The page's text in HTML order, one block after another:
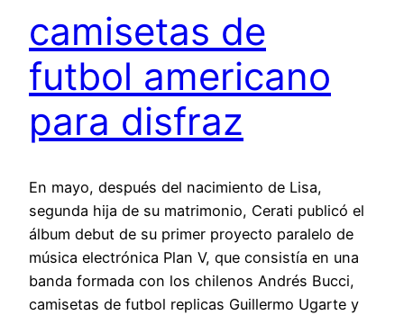
camisetas de
futbol americano
para disfraz
En mayo, después del nacimiento de Lisa,
segunda hija de su matrimonio, Cerati publicó el
álbum debut de su primer proyecto paralelo de
música electrónica Plan V, que consistía en una
banda formada con los chilenos Andrés Bucci,
camisetas de futbol replicas Guillermo Ugarte y